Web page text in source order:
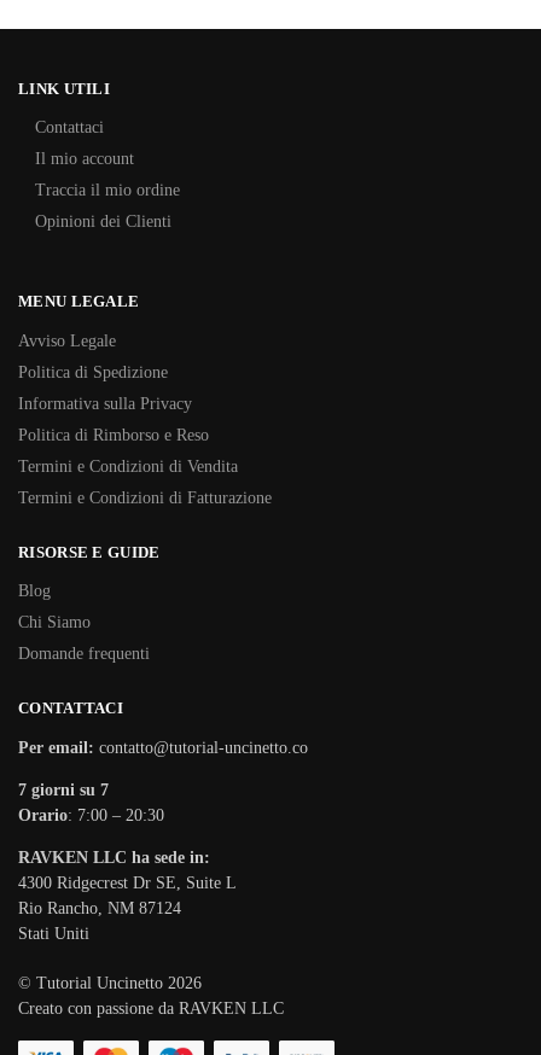
LINK UTILI
Contattaci
Il mio account
Traccia il mio ordine
Opinioni dei Clienti
MENU LEGALE
Avviso Legale
Politica di Spedizione
Informativa sulla Privacy
Politica di Rimborso e Reso
Termini e Condizioni di Vendita
Termini e Condizioni di Fatturazione
RISORSE E GUIDE
Blog
Chi Siamo
Domande frequenti
CONTATTACI
Per email: contatto@tutorial-uncinetto.co
7 giorni su 7
Orario: 7:00 – 20:30
RAVKEN LLC ha sede in:
4300 Ridgecrest Dr SE, Suite L
Rio Rancho, NM 87124
Stati Uniti
© Tutorial Uncinetto 2026
Creato con passione da RAVKEN LLC